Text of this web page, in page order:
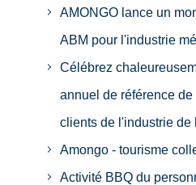
AMONGO lance un
ABM pour l'industrie
Célébrez
annuel de référence
clients de l'industrie de
Amongo - tourisme
Activité BBQ du